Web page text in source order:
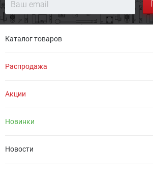
Каталог товаров
Распродажа
Акции
Новинки
Новости